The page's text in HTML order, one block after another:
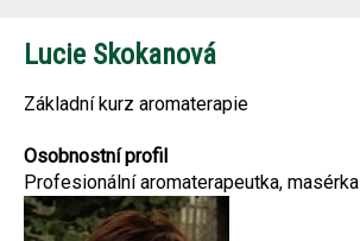
Lucie Skokanová
Základní kurz aromaterapie
Osobnostní profil
Profesionální aromaterapeutka, masérka